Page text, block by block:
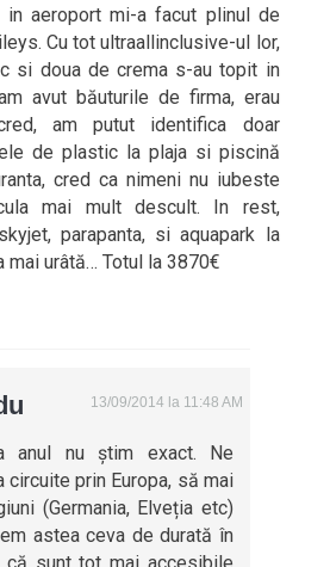
aeroport mi-a facut plinul de
Cu tot ultraallinclusive-ul lor,
si doua de crema s-au topit in
avut băuturile de firma, erau
am putut identifica doar
de plastic la plaja si piscină
cred ca nimeni nu iubeste
mai mult descult. In rest,
parapanta, si aquapark la
mai urâtă… Totul la 3870€
13/09/2014 la 11:48 AM
anul nu știm exact. Ne
circuite prin Europa, să mai
(Germania, Elveția etc)
astea ceva de durată în
că sunt tot mai accesibile